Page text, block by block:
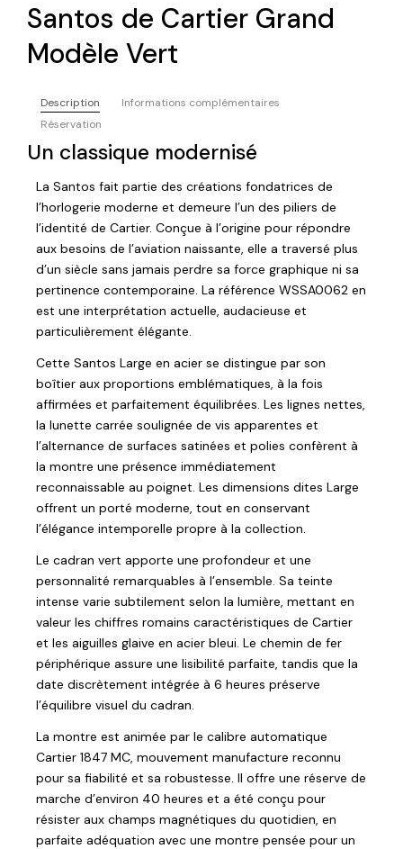
Santos de Cartier Grand
Modèle Vert
Description
Informations complémentaires
Réservation
Un classique modernisé
La Santos fait partie des créations fondatrices de
l’horlogerie moderne et demeure l’un des piliers de
l’identité de Cartier. Conçue à l’origine pour répondre
aux besoins de l’aviation naissante, elle a traversé plus
d’un siècle sans jamais perdre sa force graphique ni sa
pertinence contemporaine. La référence WSSA0062 en
est une interprétation actuelle, audacieuse et
particulièrement élégante.
Cette Santos Large en acier se distingue par son
boîtier aux proportions emblématiques, à la fois
affirmées et parfaitement équilibrées. Les lignes nettes,
la lunette carrée soulignée de vis apparentes et
l’alternance de surfaces satinées et polies confèrent à
la montre une présence immédiatement
reconnaissable au poignet. Les dimensions dites Large
offrent un porté moderne, tout en conservant
l’élégance intemporelle propre à la collection.
Le cadran vert apporte une profondeur et une
personnalité remarquables à l’ensemble. Sa teinte
intense varie subtilement selon la lumière, mettant en
valeur les chiffres romains caractéristiques de Cartier
et les aiguilles glaive en acier bleui. Le chemin de fer
périphérique assure une lisibilité parfaite, tandis que la
date discrètement intégrée à 6 heures préserve
l’équilibre visuel du cadran.
La montre est animée par le calibre automatique
Cartier 1847 MC, mouvement manufacture reconnu
pour sa fiabilité et sa robustesse. Il offre une réserve de
marche d’environ 40 heures et a été conçu pour
résister aux champs magnétiques du quotidien, en
parfaite adéquation avec une montre pensée pour un